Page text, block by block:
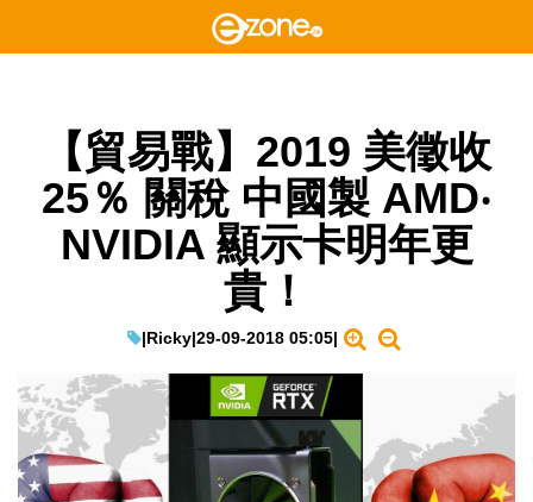
【貿易戰】2019 美徵收
25％ 關稅 中國製 AMD‧
NVIDIA 顯示卡明年更
貴！
|Ricky|29-09-2018 05:05|